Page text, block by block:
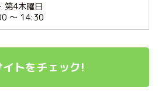
第4木曜日
～ 14:30
トをチェック!